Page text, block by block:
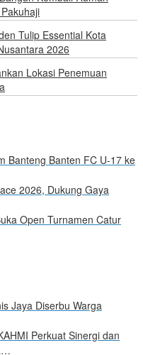
Tulip Essential Kota
2026
Lokasi Penemuan
Banteng Banten FC U-17 ke
2026, Dukung Gaya
Open Turnamen Catur
Jaya Diserbu Warga
Perkuat Sinergi dan